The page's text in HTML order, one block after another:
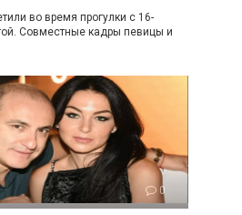
во время прогулки с 16-
Совместные кадры певицы и
0